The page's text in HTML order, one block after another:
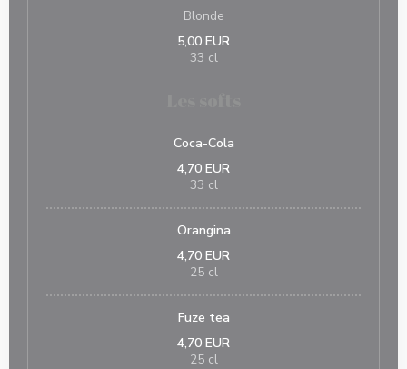
Blonde
5,00 EUR
33 cl
Coca-Cola
4,70 EUR
33 cl
Orangina
4,70 EUR
25 cl
Fuze tea
4,70 EUR
25 cl